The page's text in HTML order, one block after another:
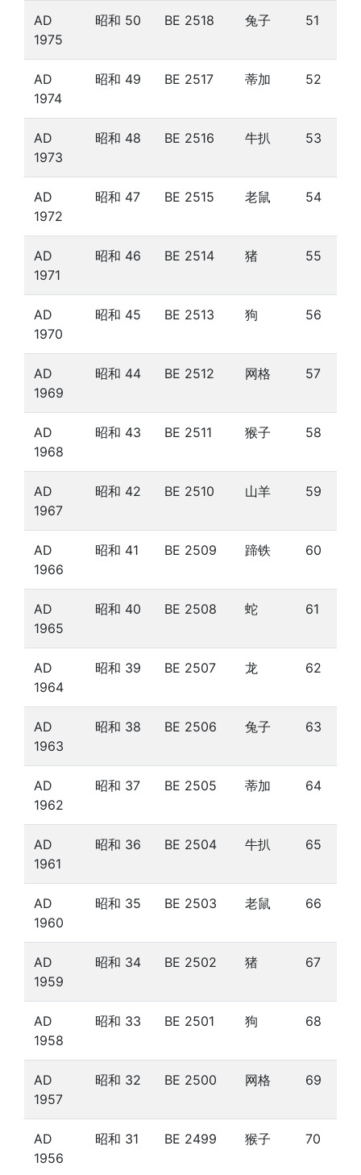
AD
1975
昭和 50 BE 2518 兔子 51
AD
1974
昭和 49 BE 2517 蒂加 52
AD
1973
昭和 48 BE 2516 牛扒 53
AD
1972
昭和 47 BE 2515 老鼠 54
AD
1971
昭和 46 BE 2514 猪 55
AD
1970
昭和 45 BE 2513 狗 56
AD
1969
昭和 44 BE 2512 网格 57
AD
1968
昭和 43 BE 2511 猴子 58
AD
1967
昭和 42 BE 2510 山羊 59
AD
1966
昭和 41 BE 2509 蹄铁 60
AD
1965
昭和 40 BE 2508 蛇 61
AD
1964
昭和 39 BE 2507 龙 62
AD
1963
昭和 38 BE 2506 兔子 63
AD
1962
昭和 37 BE 2505 蒂加 64
AD
1961
昭和 36 BE 2504 牛扒 65
AD
1960
昭和 35 BE 2503 老鼠 66
AD
1959
昭和 34 BE 2502 猪 67
AD
1958
昭和 33 BE 2501 狗 68
AD
1957
昭和 32 BE 2500 网格 69
AD
1956
昭和 31 BE 2499 猴子 70